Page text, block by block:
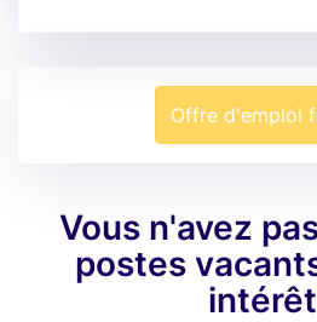
Offre d'emploi
Vous n'avez
postes